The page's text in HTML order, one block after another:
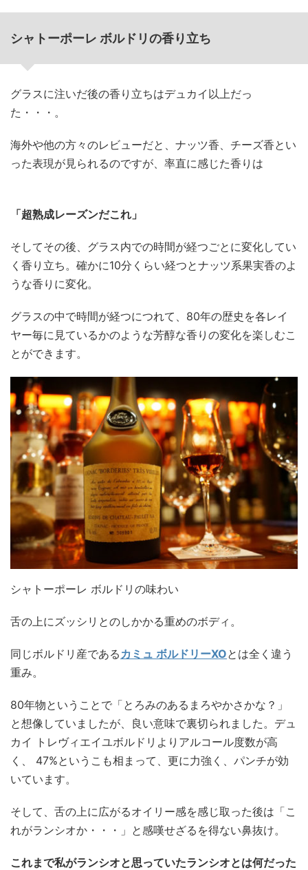
シャトーポーレ ボルドリの香り立ち
グラスに注いだ後の香り立ちはデュカイ以上だっ
た・・・。
海外や他の方々のレビューだと、ナッツ香、チーズ香とい
った表現が見られるのですが、率直に感じた香りは
「超熟成レーズンだこれ」
そしてその後、グラス内での時間が経つごとに変化してい
く香り立ち。確かに10分くらい経つとナッツ系果実香のよ
うな香りに変化。
グラスの中で時間が経つにつれて、80年の歴史を各レイ
ヤー毎に見ているかのような芳醇な香りの変化を楽しむこ
とができます。
シャトーポーレ ボルドリの味わい
舌の上にズッシリとのしかかる重めのボディ。
同じボルドリ産であるカミュ ボルドリーXOとは全く違う
重み。
80年物ということで「とろみのあるまろやかさかな？」
と想像していましたが、良い意味で裏切られました。デュ
カイ トレヴィエイユボルドリよりアルコール度数が高
く、 47%というこも相まって、更に力強く、パンチが効
いています。
そして、舌の上に広がるオイリー感を感じ取った後は「こ
れがランシオか・・・」と感嘆せざるを得ない鼻抜け。
これまで私がランシオと思っていたランシオとは何だった